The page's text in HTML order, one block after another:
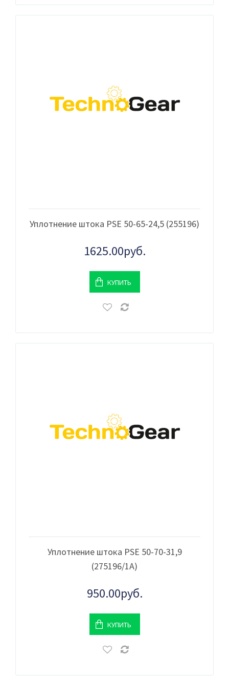
Уплотнение штока PSE 50-65-24,5 (255196)
1625.00руб.
КУПИТЬ
Уплотнение штока PSE 50-70-31,9
(275196/1A)
950.00руб.
КУПИТЬ